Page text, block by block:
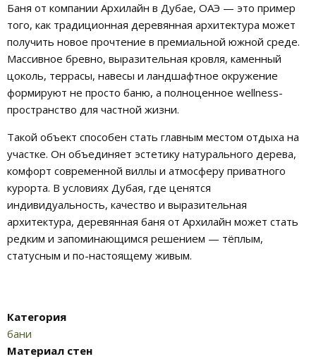
Баня от компании Архилайн в Дубае, ОАЭ — это пример
того, как традиционная деревянная архитектура может
получить новое прочтение в премиальной южной среде.
Массивное бревно, выразительная кровля, каменный
цоколь, террасы, навесы и ландшафтное окружение
формируют не просто баню, а полноценное wellness-
пространство для частной жизни.
Такой объект способен стать главным местом отдыха на
участке. Он объединяет эстетику натурального дерева,
комфорт современной виллы и атмосферу приватного
курорта. В условиях Дубая, где ценятся
индивидуальность, качество и выразительная
архитектура, деревянная баня от Архилайн может стать
редким и запоминающимся решением — тёплым,
статусным и по-настоящему живым.
Категория
бани
Материал стен